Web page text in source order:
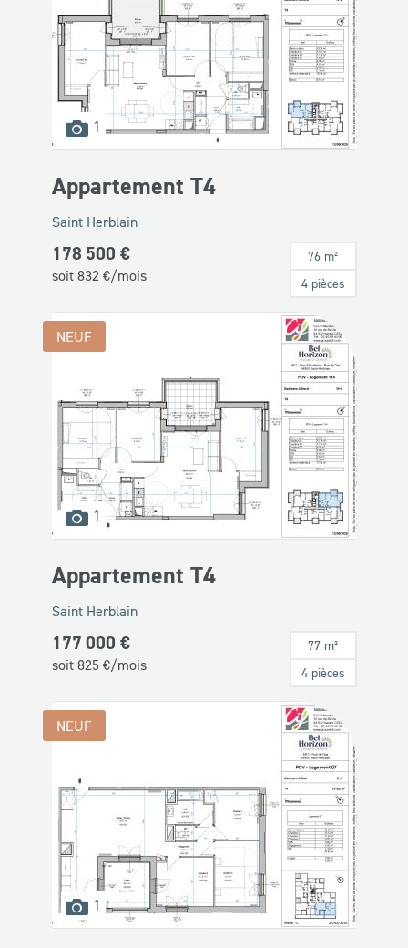
1 images
disponibles
Appartement T4
Saint Herblain
178 500 €
soit 832 €/mois
76 m²
4 pièces
1 images
disponibles
NEUF
Appartement T4
Saint Herblain
177 000 €
soit 825€/mois
77 m²
4 pièces
1 images
disponibles
NEUF